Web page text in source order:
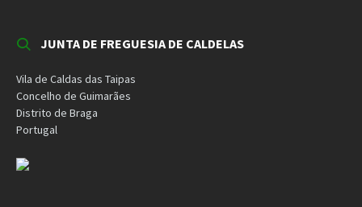
JUNTA DE FREGUESIA DE CALDELAS
Vila de Caldas das Taipas
Concelho de Guimarães
Distrito de Braga
Portugal